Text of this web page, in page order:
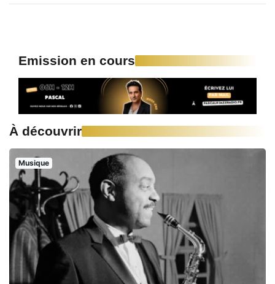
Emission en cours
À découvrir
Musique